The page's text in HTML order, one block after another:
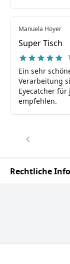
Manuela Hoyer
Super Tisch
Ein sehr
Verarbeitung
Eyecatcher
empfehlen.
Rechtliche